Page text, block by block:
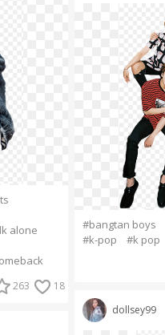
alone
263 18
#bangtan boys
#k-pop
#k pop
dollsey99